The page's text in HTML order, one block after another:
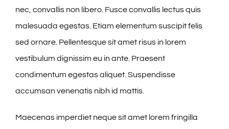
nec, convallis non libero. Fusce convallis lectus quis
malesuada egestas. Etiam elementum suscipit felis
sed ornare. Pellentesque sit amet risus in lorem
vestibulum dignissim eu in ante. Praesent
condimentum egestas aliquet. Suspendisse
accumsan venenatis nibh id mattis.
Maecenas imperdiet neque sit amet lorem fringilla